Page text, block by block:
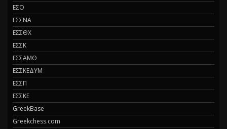
ΕΣΟ
ΕΣΣΝΑ
ΕΣΣΘΧ
ΕΣΣΚ
ΕΣΣΑΜΘ
ΕΣΣΚΕΔΥΜ
ΕΣΣΠ
ΕΣΣΚΕ
GreekBase
Greekchess.com